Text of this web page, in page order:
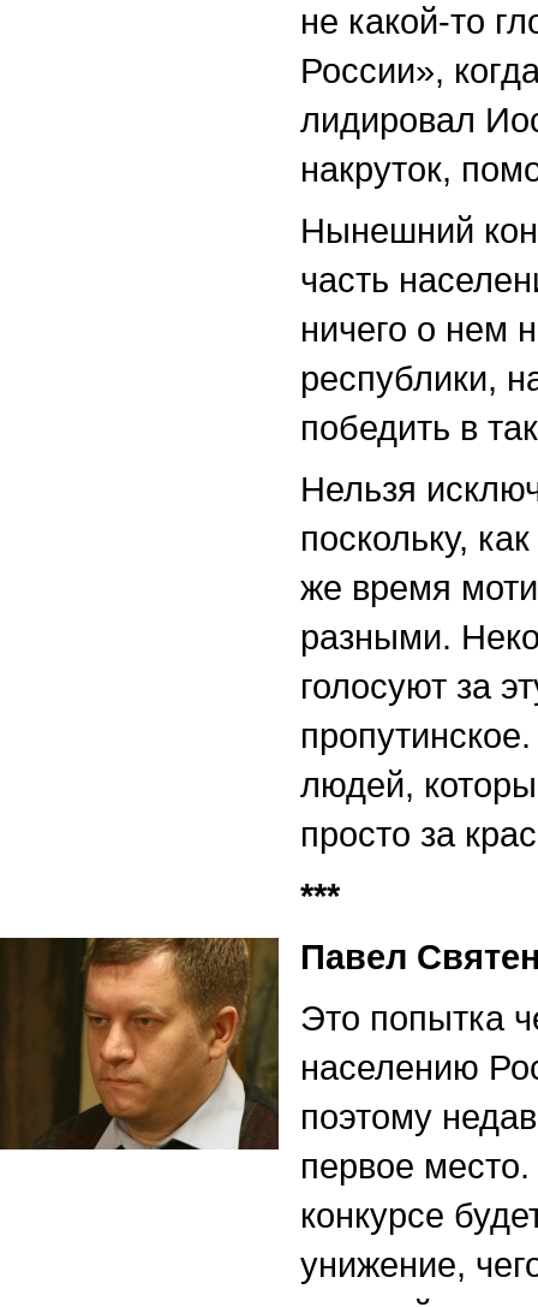
не какой-то
России»,
лидировал
накруток,
Нынешний
часть
ничего о нем
республики,
победить в
Нельзя
поскольку,
же время
разными.
голосуют за
людей,
просто за
***
Павел
Это попытка
населению
поэтому
первое
конкурсе
унижение,